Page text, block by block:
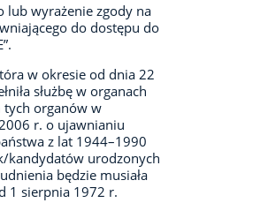
lub wyrażenie zgody na
do dostępu do
w okresie od dnia 22
służbę w organach
tych organów w
r. o ujawnianiu
z lat 1944–1990
kandydatów urodzonych
będzie musiała
1 sierpnia 1972 r.